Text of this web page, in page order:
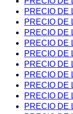
PRECIO DE
PRECIO DE
PRECIO DE
PRECIO DE
PRECIO DE
PRECIO DE
PRECIO DE
PRECIO DE
PRECIO DE
PRECIO DE